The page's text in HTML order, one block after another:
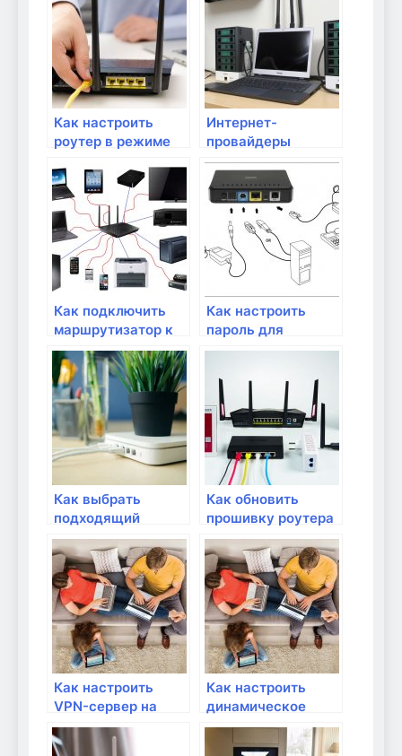
Как настроить
роутер в режиме
подключения
кабельного
интернета?
Интернет-
провайдеры
города Волжский
Как подключить
маршрутизатор к
домашнему
интернету
провайдера?
Как настроить
пароль для
беспроводной
Как выбрать
подходящий
маршрутизатор
для домашней
сети?
Как обновить
прошивку роутера
для улучшения его
работы?
Как настроить
VPN-сервер на
роутере для
удаленного
Как настроить
динамическое
обновление DNS на
роутере?